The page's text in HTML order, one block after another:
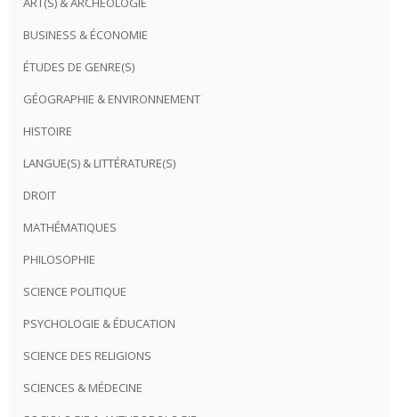
BUSINESS & ÉCONOMIE
ÉTUDES DE GENRE(S)
GÉOGRAPHIE & ENVIRONNEMENT
HISTOIRE
LANGUE(S) & LITTÉRATURE(S)
DROIT
MATHÉMATIQUES
PHILOSOPHIE
SCIENCE POLITIQUE
PSYCHOLOGIE & ÉDUCATION
SCIENCE DES RELIGIONS
SCIENCES & MÉDECINE